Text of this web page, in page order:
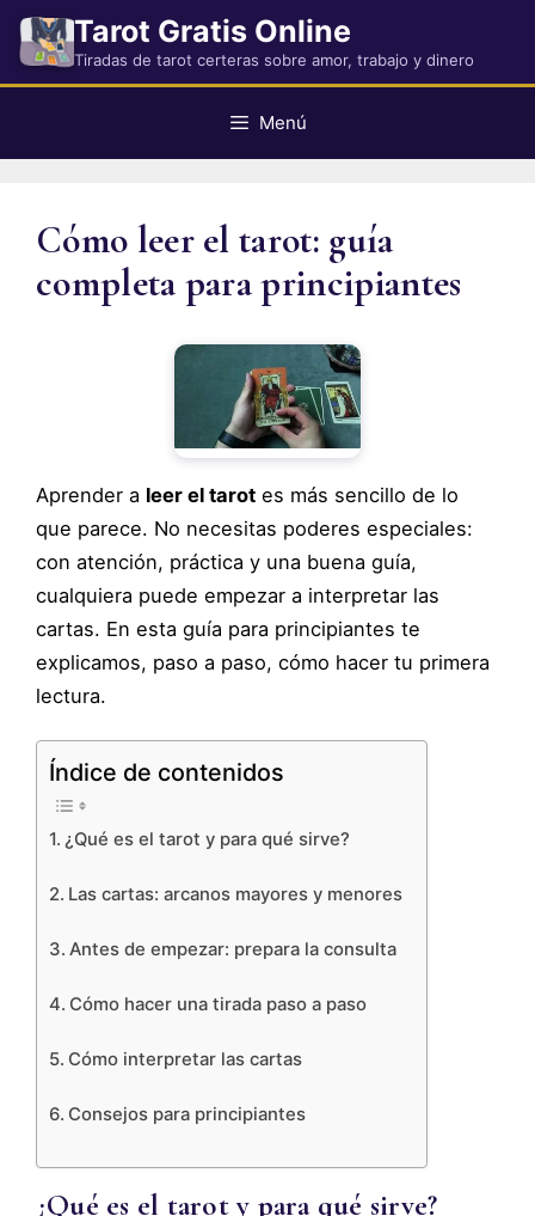
Saltar
contenido
Tarot Gratis Online
Tiradas de tarot certeras sobre amor, trabajo y dinero
Menú
Cómo leer el tarot: guía
completa para principiantes
Aprender a leer el tarot es más sencillo de lo
que parece. No necesitas poderes especiales:
con atención, práctica y una buena guía,
cualquiera puede empezar a interpretar las
cartas. En esta guía para principiantes te
explicamos, paso a paso, cómo hacer tu primera
lectura.
Índice de contenidos
¿Qué es el tarot y para qué sirve?
Las cartas: arcanos mayores y menores
Antes de empezar: prepara la consulta
Cómo hacer una tirada paso a paso
Cómo interpretar las cartas
Consejos para principiantes
¿Qué es el tarot y para qué sirve?